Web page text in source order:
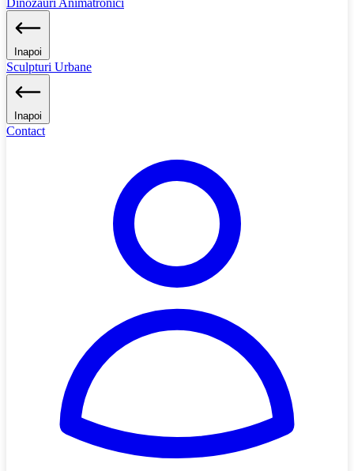
Dinozauri Animatronici
Inapoi
Sculpturi Urbane
Inapoi
Contact